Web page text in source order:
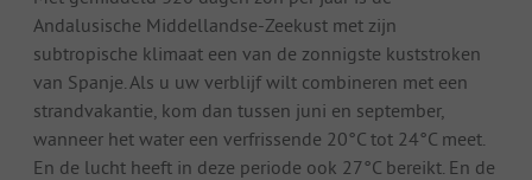
Andalusische Middellandse-Zeekust met zijn
subtropische klimaat een van de zonnigste kuststroken
van Spanje. Als u uw verblijf wilt combineren met een
strandvakantie, kom dan tussen juni en september,
wanneer het water een verfrissende 20°C tot 24°C meet.
En de lucht heeft in deze periode ook 27°C bereikt. En de